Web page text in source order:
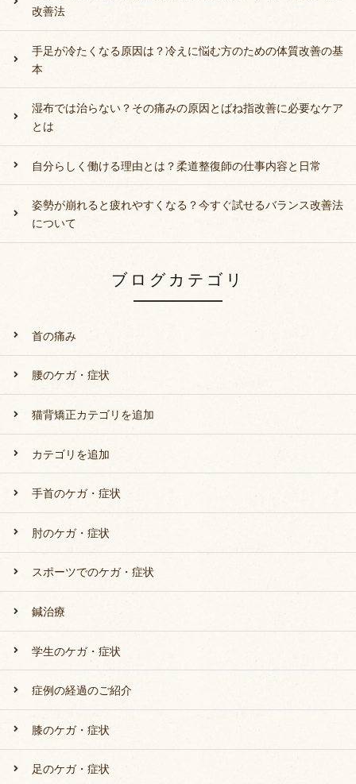
改善法
手足が冷たくなる原因は？冷えに悩む方のための体質改善の基
本
湿布では治らない？その痛みの原因とばね指改善に必要なケア
とは
自分らしく働ける理由とは？柔道整復師の仕事内容と日常
姿勢が崩れると疲れやすくなる？今すぐ試せるバランス改善法
について
ブログカテゴリ
首の痛み
腰のケガ・症状
猫背矯正カテゴリを追加
カテゴリを追加
手首のケガ・症状
肘のケガ・症状
スポーツでのケガ・症状
鍼治療
学生のケガ・症状
症例の経過のご紹介
膝のケガ・症状
足のケガ・症状